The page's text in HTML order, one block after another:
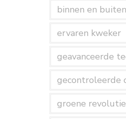
binnen en buiten
ervaren kweker
geavanceerde
gecontroleerde
groene revolutie